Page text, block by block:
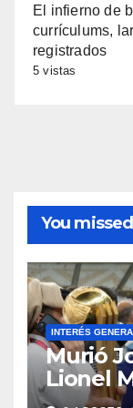
El infierno de
currículums,
registrados
5 vistas
You missed
INTERÉS
Murió
Lionel